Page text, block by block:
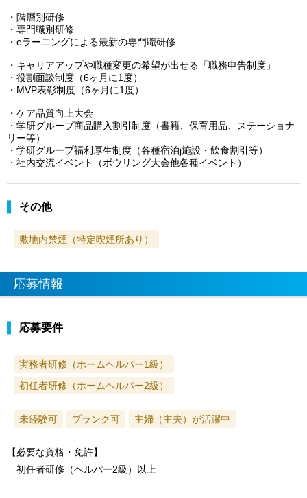
・階層別研修
・専門職別研修
・eラーニングによる最新の専門職研修
・キャリアアップや職種変更の希望が出せる「職務申告制度」
・役割面談制度（6ヶ月に1度）
・MVP表彰制度（6ヶ月に1度）
・ケア品質向上大会
・学研グループ商品購入割引制度（書籍、保育用品、ステーショナ
リー等）
・学研グループ福利厚生制度（各種宿泊j施設・飲食割引等）
・社内交流イベント（ボウリング大会他各種イベント）
その他
敷地内禁煙（特定喫煙所あり）
応募情報
応募要件
実務者研修（ホームヘルパー1級）
初任者研修（ホームヘルパー2級）
未経験可 ブランク可 主婦（主夫）が活躍中
【必要な資格・免許】
初任者研修（ヘルパー2級）以上